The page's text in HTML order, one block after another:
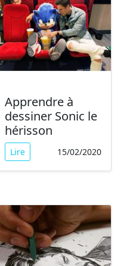
Apprendre à
dessiner Sonic le
hérisson
Lire 15/02/2020